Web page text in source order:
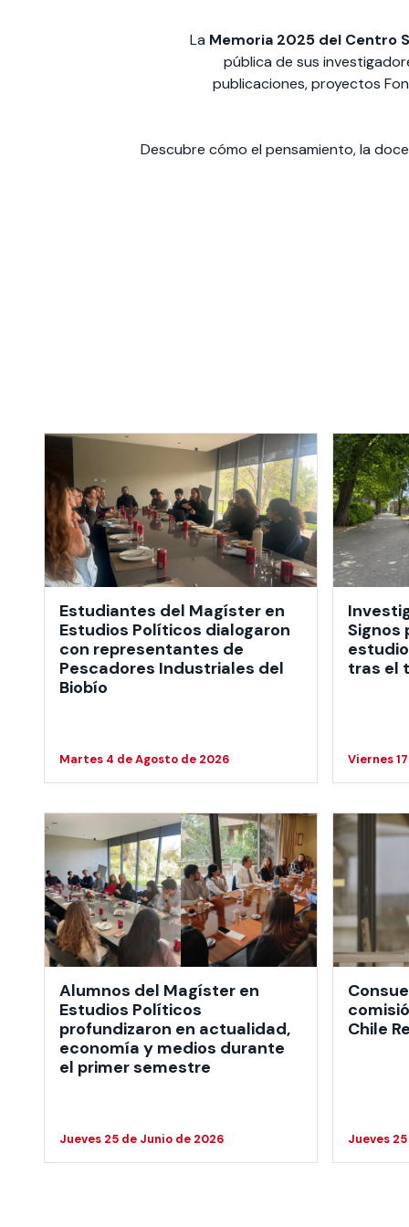
La Memoria 2025 del Centro
pública de sus
publicaciones, proyectos
Descubre cómo el pensamiento, la
Estudiantes del Magíster en
Estudios Políticos dialogaron
con representantes de
Pescadores Industriales del
Biobío
Martes 4 de Agosto de 2026
Signos
tras el
Viernes
Alumnos del Magíster en
Estudios Políticos
profundizaron en actualidad,
economía y medios durante
el primer semestre
Jueves 25 de Junio de 2026
Chile
Jueves